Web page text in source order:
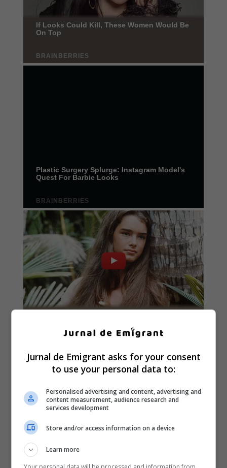
Jurnal de Emigrant asks for your consent
to use your personal data to:
Personalised advertising and content, advertising and
content measurement, audience research and
services development
Store and/or access information on a device
Learn more